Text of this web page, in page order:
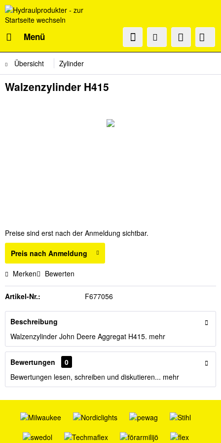
Menü
Übersicht Zylinder
Walzenzylinder H415
Preise sind erst nach der Anmeldung sichtbar.
Preis nach Anmeldung
Merken Bewerten
Artikel-Nr.: F677056
Beschreibung
Walzenzylinder John Deere Aggregat H415. mehr
Bewertungen
0
Bewertungen lesen, schreiben und diskutieren... mehr